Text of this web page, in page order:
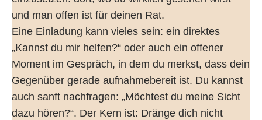
und man offen ist für deinen Rat.
Eine Einladung kann vieles sein: ein direktes
„Kannst du mir helfen?“ oder auch ein offener
Moment im Gespräch, in dem du merkst, dass dein
Gegenüber gerade aufnahmebereit ist. Du kannst
auch sanft nachfragen: „Möchtest du meine Sicht
dazu hören?“. Der Kern ist: Dränge dich nicht